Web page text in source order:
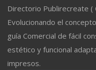
Directorio Publirecreate (
Evolucionando el
guía Comercial de fácil
estético y funcional
impresos.